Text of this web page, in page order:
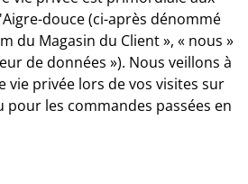
douce (ci-après dénommé
du Magasin du Client », « nous »
de données »). Nous veillons à
vie privée lors de vos visites sur
les commandes passées en